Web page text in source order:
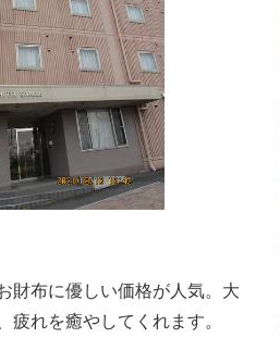
財布に優しい価格が人気。大
疲れを癒やしてくれます。